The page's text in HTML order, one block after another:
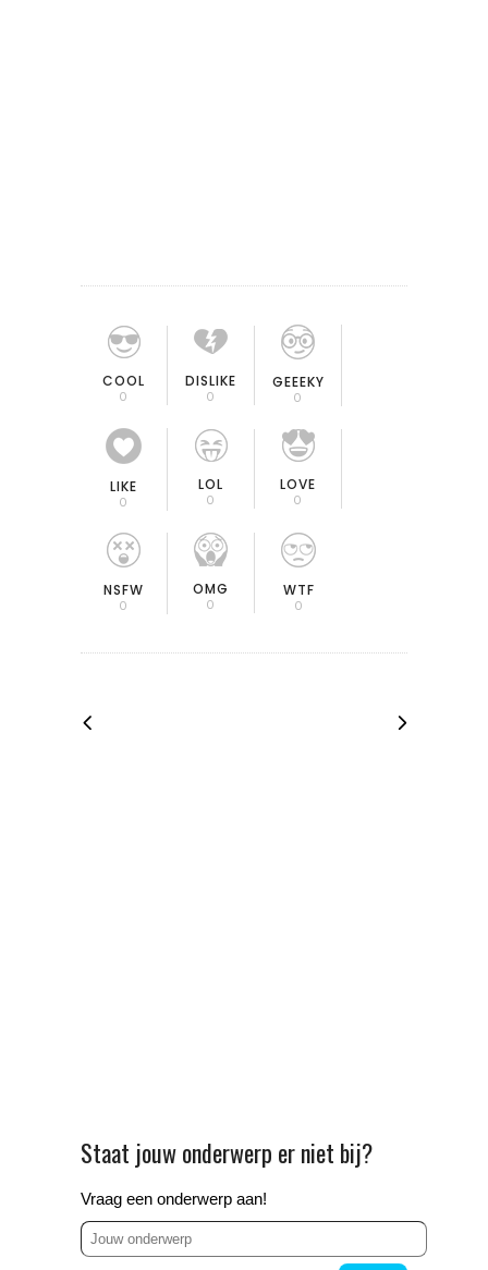
COOL
0
DISLIKE
0
GEEEKY
0
LIKE
0
LOL
0
LOVE
0
NSFW
0
OMG
0
WTF
0
Staat jouw onderwerp er niet bij?
Vraag een onderwerp aan!